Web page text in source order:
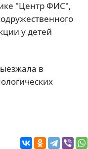
"Центр ФИС",
у детей
в